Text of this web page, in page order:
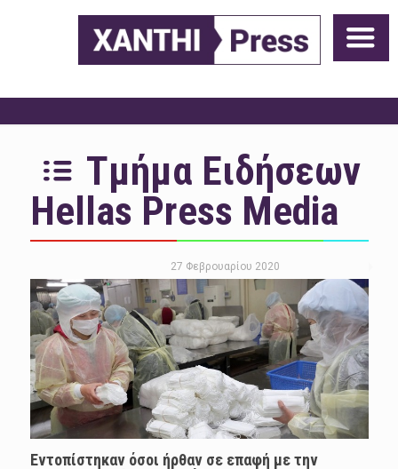
Τμήμα Ειδήσεων
Hellas Press Media
27 Φεβρουαρίου 2020
Εντοπίστηκαν όσοι ήρθαν σε επαφή με την